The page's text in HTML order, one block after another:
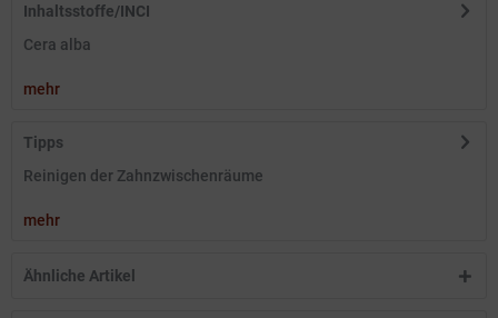
Inhaltsstoffe/INCI
Cera alba
mehr
Tipps
Reinigen der Zahnzwischenräume
mehr
Ähnliche Artikel